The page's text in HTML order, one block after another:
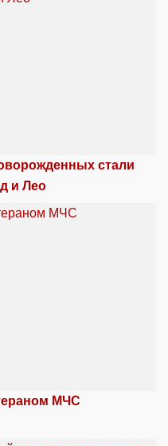
стали
и Лео
МЧС